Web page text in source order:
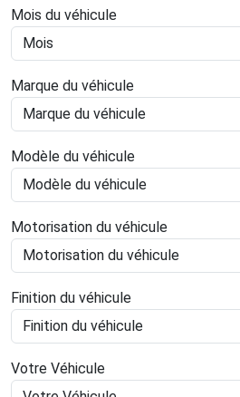
Mois du véhicule
Marque du véhicule
Modèle du véhicule
Motorisation du véhicule
Finition du véhicule
Votre Véhicule